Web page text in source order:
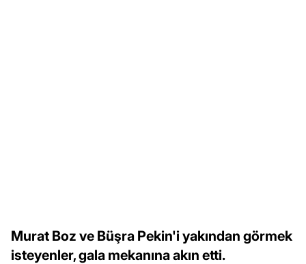
Murat Boz ve Büşra Pekin'i yakından görmek
isteyenler, gala mekanına akın etti.